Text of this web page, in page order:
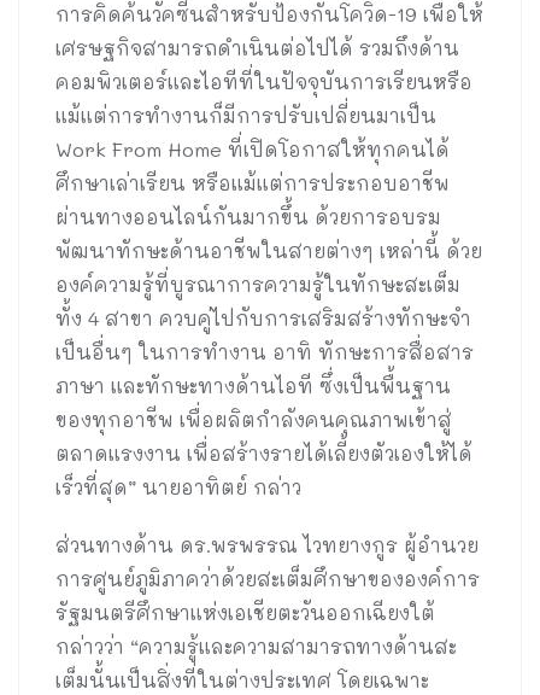
การคิดค้นวัคซีนสำหรับป้องกันโควิด-19 เพื่อให้
เศรษฐกิจสามารถดำเนินต่อไปได้ รวมถึงด้าน
คอมพิวเตอร์และไอทีที่ในปัจจุบันการเรียนหรือ
แม้แต่การทำงานก็มีการปรับเปลี่ยนมาเป็น
Work From Home ที่เปิดโอกาสให้ทุกคนได้
ศึกษาเล่าเรียน หรือแม้แต่การประกอบอาชีพ
ผ่านทางออนไลน์กันมากขึ้น ด้วยการอบรม
พัฒนาทักษะด้านอาชีพในสายต่างๆ เหล่านี้ ด้วย
องค์ความรู้ที่บูรณาการความรู้ในทักษะสะเต็ม
ทั้ง 4 สาขา ควบคู่ไปกับการเสริมสร้างทักษะจำ
เป็นอื่นๆ ในการทำงาน อาทิ ทักษะการสื่อสาร
ภาษา และทักษะทางด้านไอที ซึ่งเป็นพื้นฐาน
ของทุกอาชีพ เพื่อผลิตกำลังคนคุณภาพเข้าสู่
ตลาดแรงงาน เพื่อสร้างรายได้เลี้ยงตัวเองให้ได้
เร็วที่สุด” นายอาทิตย์ กล่าว
ส่วนทางด้าน ดร.พรพรรณ ไวทยางกูร ผู้อำนวย
การศูนย์ภูมิภาคว่าด้วยสะเต็มศึกษาขององค์การ
รัฐมนตรีศึกษาแห่งเอเชียตะวันออกเฉียงใต้
กล่าวว่า “ความรู้และความสามารถทางด้านสะ
เต็มนั้นเป็นสิ่งที่ในต่างประเทศ โดยเฉพาะ